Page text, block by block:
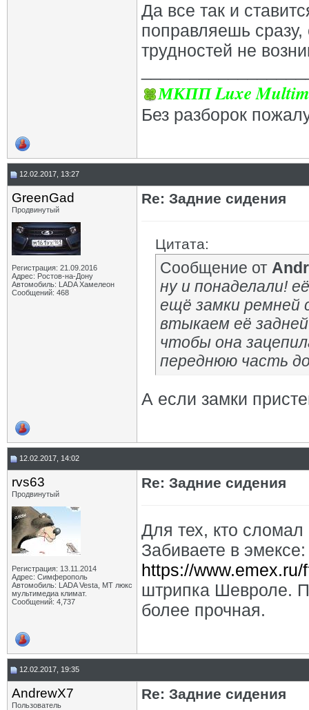
Да все так и
поправляешь
трудностей не
МКПП Luxe
Без разборок
12.02.2017, 13:27
GrееnGad
Продвинутый
Регистрация: 21.09.2016
Адрес: Ростов-на-Дону
Автомобиль: LADA Хамелеон
Сообщений: 468
Re: Задние сидения
Цитата:
Сообщение от
ну и понаделали!
ещё замки ремней
втыкаем её
чтобы она
переднюю часть
А если замки
12.02.2017, 14:02
rvs63
Продвинутый
Регистрация: 13.11.2014
Адрес: Симферополь
Автомобиль: LADA Vesta, МТ люкс
мультимедиа климат.
Сообщений: 4,737
Re: Задние сидения
Для тех, кто сломал
Забиваете в
https://
штрипка Шевроле.
более прочная.
12.02.2017, 19:35
AndrewX7
Пользователь
Re: Задние сидения